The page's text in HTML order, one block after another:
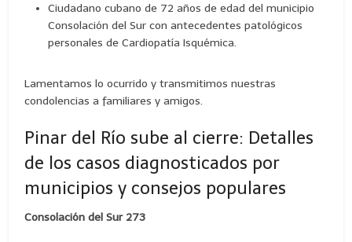
Ciudadano cubano de 72 años de edad del municipio
Consolación del Sur con antecedentes patológicos
personales de Cardiopatía Isquémica.
Lamentamos lo ocurrido y transmitimos nuestras
condolencias a familiares y amigos.
Pinar del Río sube al cierre: Detalles
de los casos diagnosticados por
municipios y consejos populares
Consolación del Sur 273